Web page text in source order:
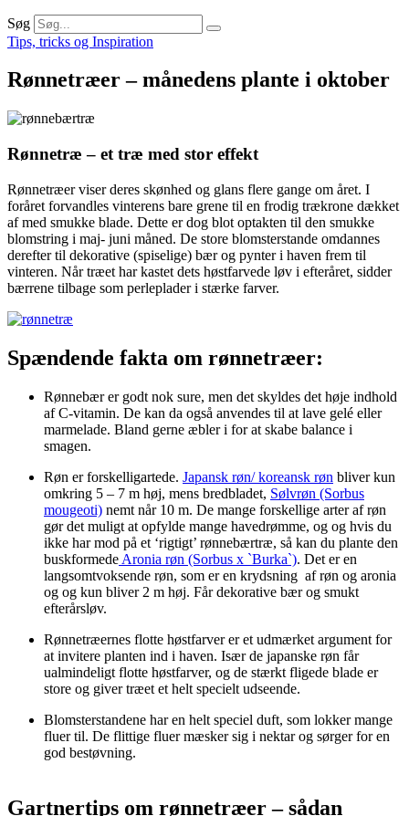
Søg
Tips, tricks og Inspiration
Rønnetræer – månedens plante i oktober
Rønnetræ – et træ med stor effekt
Rønnetræer viser deres skønhed og glans flere gange om året. I
foråret forvandles vinterens bare grene til en frodig trækrone dækket
af med smukke blade. Dette er dog blot optakten til den smukke
blomstring i maj- juni måned. De store blomsterstande omdannes
derefter til dekorative (spiselige) bær og pynter i haven frem til
vinteren. Når træet har kastet dets høstfarvede løv i efteråret, sidder
bærrene tilbage som perleplader i stærke farver.
Spændende fakta om rønnetræer:
Rønnebær er godt nok sure, men det skyldes det høje indhold
af C-vitamin. De kan da også anvendes til at lave gelé eller
marmelade. Bland gerne æbler i for at skabe balance i
smagen.
Røn er forskelligartede. Japansk røn/ koreansk røn bliver kun
omkring 5 – 7 m høj, mens bredbladet, Sølvrøn (Sorbus
mougeoti) nemt når 10 m. De mange forskellige arter af røn
gør det muligt at opfylde mange havedrømme, og og hvis du
ikke har mod på et ‘rigtigt’ rønnebærtræ, så kan du plante den
buskformede Aronia røn (Sorbus x `Burka`). Det er en
langsomtvoksende røn, som er en krydsning af røn og aronia
og og kun bliver 2 m høj. Får dekorative bær og smukt
efterårsløv.
Rønnetræernes flotte høstfarver er et udmærket argument for
at invitere planten ind i haven. Især de japanske røn får
ualmindeligt flotte høstfarver, og de stærkt fligede blade er
store og giver træet et helt specielt udseende.
Blomsterstandene har en helt speciel duft, som lokker mange
fluer til. De flittige fluer mæsker sig i nektar og sørger for en
god bestøvning.
Gartnertips om rønnetræer – sådan